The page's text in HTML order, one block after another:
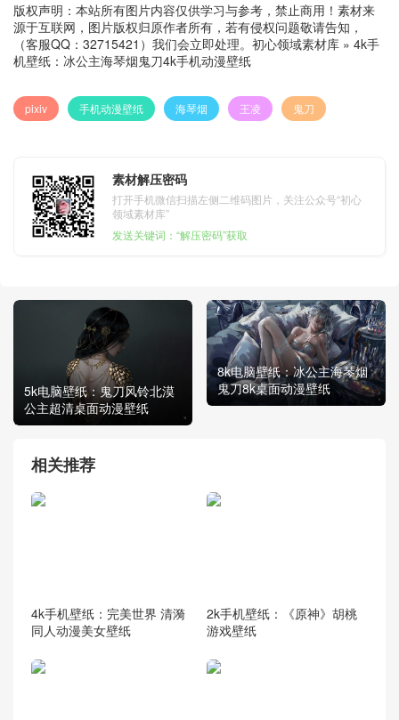
版权声明：本站所有图片内容仅供学习与参考，禁止商用！素材来
源于互联网，图片版权归原作者所有，若有侵权问题敬请告知，
（客服QQ：32715421）我们会立即处理。 初心领域素材库 » 4k手
机壁纸：冰公主海琴烟鬼刀4k手机动漫壁纸
pixiv 手机动漫壁纸 海琴烟 王凌 鬼刀
素材解压密码
打开手机微信扫描左侧二维码图片，关注公众号“初心
领域素材库”
发送关键词：“解压密码”获取
5k电脑壁纸：鬼刀风铃北漠
公主超清桌面动漫壁纸
8k电脑壁纸：冰公主海琴烟
鬼刀8k桌面动漫壁纸
相关推荐
4k手机壁纸：完美世界 清漪
同人动漫美女壁纸
2k手机壁纸：《原神》胡桃
游戏壁纸